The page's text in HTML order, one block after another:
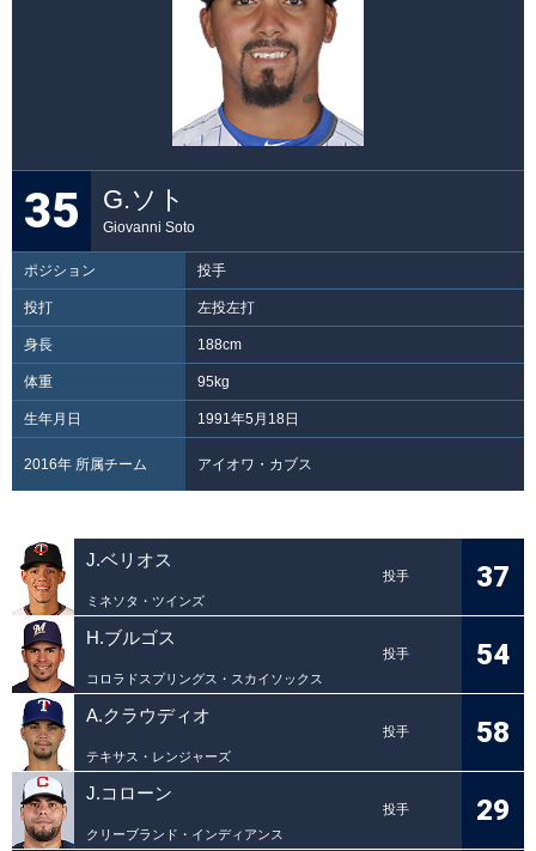
35 G.ソト
Giovanni Soto
ポジション 投手
投打 左投左打
身長 188cm
体重 95kg
生年月日 1991年5月18日
2016年 所属チーム アイオワ・カブス
J.ベリオス
投手
ミネソタ・ツインズ
37
H.ブルゴス
投手
コロラドスプリングス・スカイソックス
54
A.クラウディオ
投手
テキサス・レンジャーズ
58
J.コローン
投手
クリーブランド・インディアンス
29